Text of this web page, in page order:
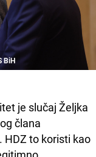
BiH
je slučaj Željka
člana
HDZ to koristi kao